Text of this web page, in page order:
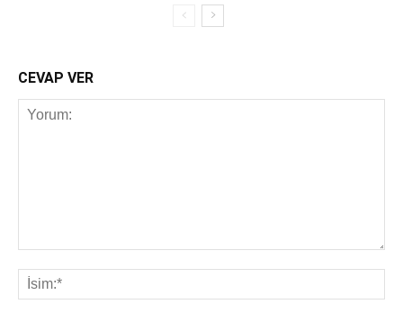
CEVAP VER